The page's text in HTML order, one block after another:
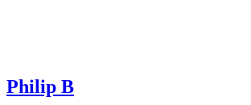
Philip B